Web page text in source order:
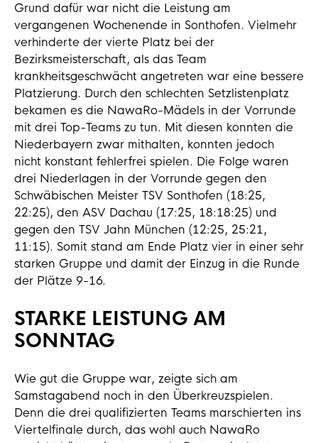
Grund dafür war nicht die Leistung am
vergangenen Wochenende in Sonthofen. Vielmehr
verhinderte der vierte Platz bei der
Bezirksmeisterschaft, als das Team
krankheitsgeschwächt angetreten war eine bessere
Platzierung. Durch den schlechten Setzlistenplatz
bekamen es die NawaRo-Mädels in der Vorrunde
mit drei Top-Teams zu tun. Mit diesen konnten die
Niederbayern zwar mithalten, konnten jedoch
nicht konstant fehlerfrei spielen. Die Folge waren
drei Niederlagen in der Vorrunde gegen den
Schwäbischen Meister TSV Sonthofen (18:25,
22:25), den ASV Dachau (17:25, 18:18:25) und
gegen den TSV Jahn München (12:25, 25:21,
11:15). Somit stand am Ende Platz vier in einer sehr
starken Gruppe und damit der Einzug in die Runde
der Plätze 9-16.
STARKE LEISTUNG AM
SONNTAG
Wie gut die Gruppe war, zeigte sich am
Samstagabend noch in den Überkreuzspielen.
Denn die drei qualifizierten Teams marschierten ins
Viertelfinale durch, das wohl auch NawaRo